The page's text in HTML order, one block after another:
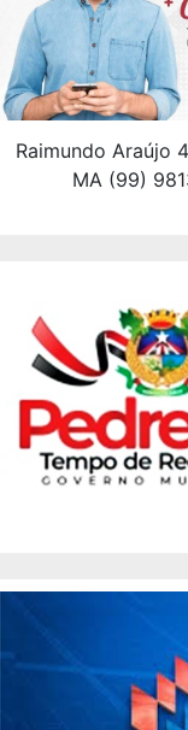
Raimundo Araújo
MA (99)